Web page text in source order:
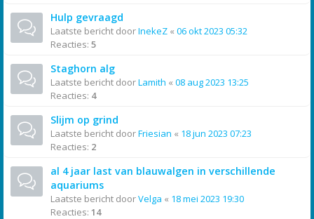
Hulp gevraagd
Laatste bericht doorInekeZ « 06 okt 2023 05:32
Reacties: 5
Staghorn alg
Laatste bericht doorLamith « 08 aug 2023 13:25
Reacties: 4
Slijm op grind
Laatste bericht doorFriesian « 18 jun 2023 07:23
Reacties: 2
al 4 jaar last van blauwalgen in verschillende
aquariums
Laatste bericht doorVelga « 18 mei 2023 19:30
Reacties: 14